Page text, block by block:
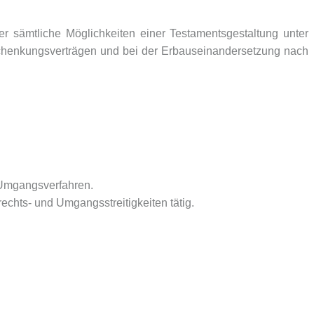
Möglichkeiten einer Testamentsgestaltung unter
und bei der Erbauseinandersetzung nach
und Umgangsstreitigkeiten tätig.